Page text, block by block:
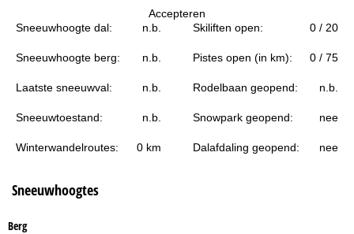
Accepteren
n
a
Sneeuwhoogte dal: n.b. Skiliften open: 0 / 20
Sneeuwhoogte berg: n.b. Pistes open (in km): 0 / 75
Laatste sneeuwval: n.b. Rodelbaan geopend: n.b.
Sneeuwtoestand: n.b. Snowpark geopend: nee
Winterwandelroutes: 0 km Dalafdaling geopend: nee
Sneeuwhoogtes
Berg